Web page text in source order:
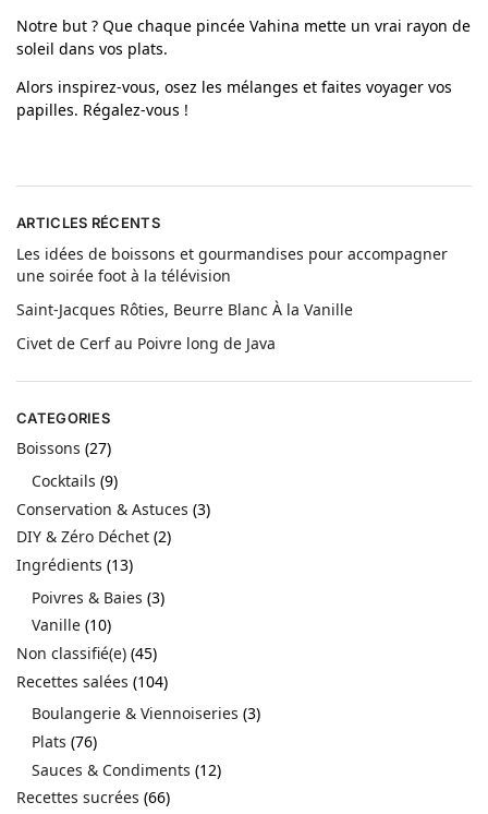
Notre but ? Que chaque pincée Vahina mette un vrai rayon de
soleil dans vos plats.
Alors inspirez-vous, osez les mélanges et faites voyager vos
papilles. Régalez-vous !
ARTICLES RÉCENTS
Les idées de boissons et gourmandises pour accompagner
une soirée foot à la télévision
Saint-Jacques Rôties, Beurre Blanc À la Vanille
Civet de Cerf au Poivre long de Java
CATEGORIES
Boissons (27)
Cocktails (9)
Conservation & Astuces (3)
DIY & Zéro Déchet (2)
Ingrédients (13)
Poivres & Baies (3)
Vanille (10)
Non classifié(e) (45)
Recettes salées (104)
Boulangerie & Viennoiseries (3)
Plats (76)
Sauces & Condiments (12)
Recettes sucrées (66)